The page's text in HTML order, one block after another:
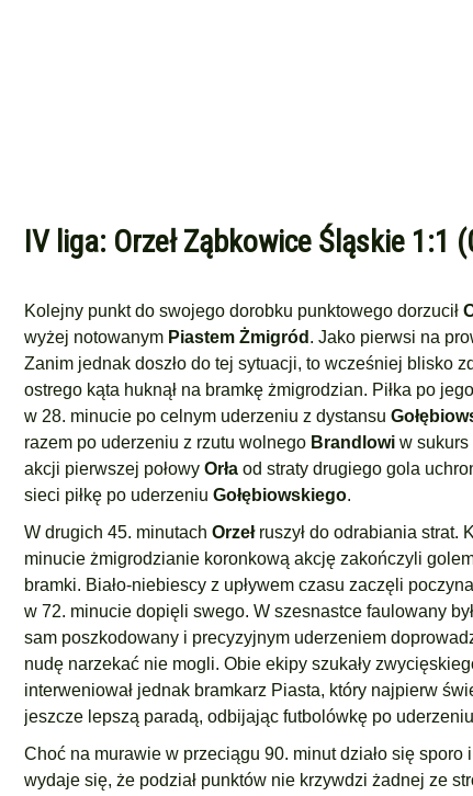
IV liga: Orzeł Ząbkowice Śląskie 1:1
Kolejny punkt do swojego dorobku punktowego dorzucił
wyżej notowanym Piastem Żmigród . Jako pierwsi na
Zanim jednak doszło do tej sytuacji, to wcześniej blisko
ostrego kąta huknął na bramkę żmigrodzian. Piłka po
w 28. minucie po celnym uderzeniu z dystansu
razem po uderzeniu z rzutu wolnego Brandlowi w sukurs
akcji pierwszej połowy Orła od straty drugiego gola
sieci piłkę po uderzeniu Gołębiowskiego.
W drugich 45. minutach Orzełruszył do odrabiania strat.
minucie żmigrodzianie koronkową akcję zakończyli
bramki. Biało-niebiescy z upływem czasu zaczęli
w 72. minucie dopięli swego. W szesnastce faulowany był
sam poszkodowany i precyzyjnym uderzeniem
nudę narzekać nie mogli. Obie ekipy szukały
interweniował jednak bramkarz Piasta, który najpierw
jeszcze lepszą paradą, odbijając futbolówkę po uderzeniu
Choć na murawie w przeciągu 90. minut działo się
wydaje się, że podział punktów nie krzywdzi żadnej ze